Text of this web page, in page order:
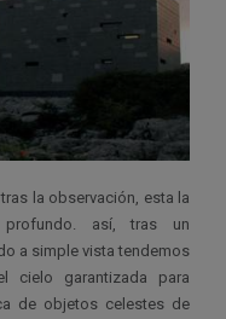
la observación, esta la
así, tras un
a simple vista tendemos
cielo garantizada para
de objetos celestes de